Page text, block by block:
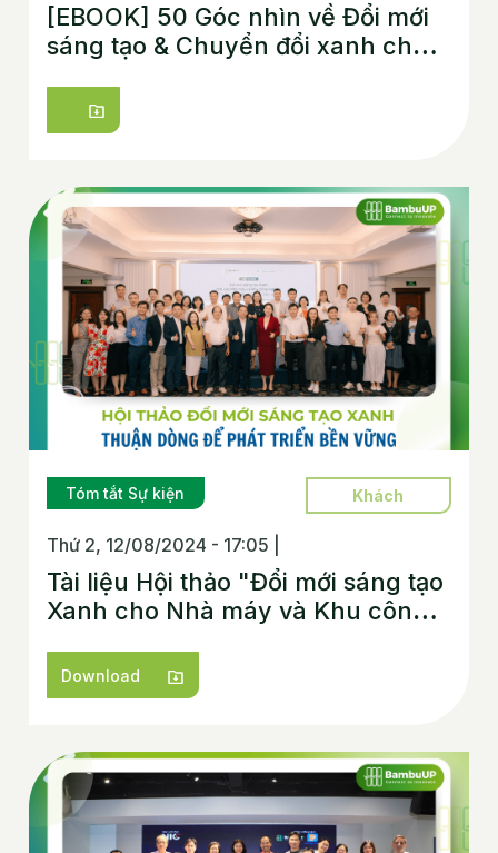
[EBOOK] 50 Góc nhìn về Đổi mới
sáng tạo & Chuyển đổi xanh cho
Tóm tắt Sự kiện Khách
Thứ 2, 12/08/2024 - 17:05
Tài liệu Hội thảo "Đổi mới sáng tạo
Xanh cho Nhà máy và Khu công
bền vững"
Download